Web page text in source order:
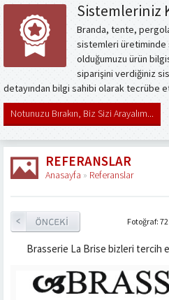
Sistemleriniz
Branda, tente,
sistemleri üretiminde
olduğumuzu ürün
siparişini verdiğiniz
detayından bilgi sahibi olarak tecrübe
Notunuzu Bırakın, Biz Sizi Arayalım...
REFERANSLAR
Anasayfa » Referanslar
Fotoğraf:
Brasserie La Brise bizleri tercih